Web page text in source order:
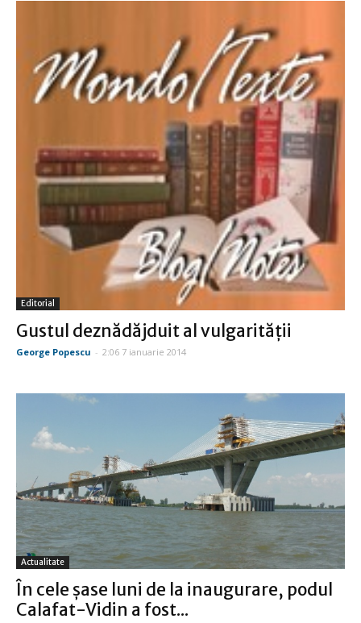
Editorial
Gustul deznădăjduit al vulgarităţii
George Popescu - 2:06 7 ianuarie 2014
Actualitate
În cele șase luni de la inaugurare, podul
Calafat-Vidin a fost...